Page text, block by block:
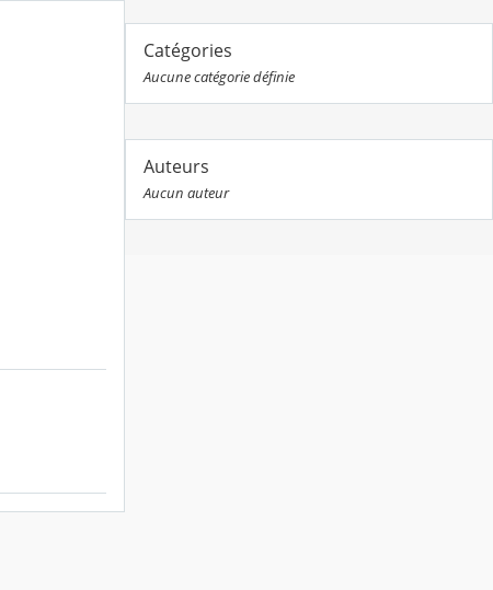
Catégories
Aucune catégorie définie
Auteurs
Aucun auteur